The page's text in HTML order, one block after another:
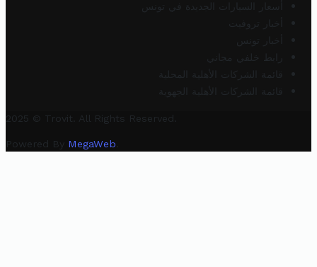
أسعار السيارات الجديدة في تونس
أخبار تروفيت
أخبار تونس
رابط خلفي مجاني
قائمة الشركات الأهلية المحلية
قائمة الشركات الأهلية الجهوية
2025 © Trovit. All Rights Reserved.
Powered By MegaWeb